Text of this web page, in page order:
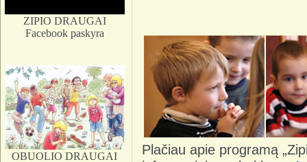
ZIPIO DRAUGAI
Facebook paskyra
OBUOLIO DRAUGAI
Plačiau apie programą